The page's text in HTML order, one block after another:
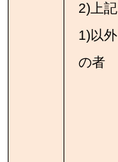
2)上記
1)以外
の者